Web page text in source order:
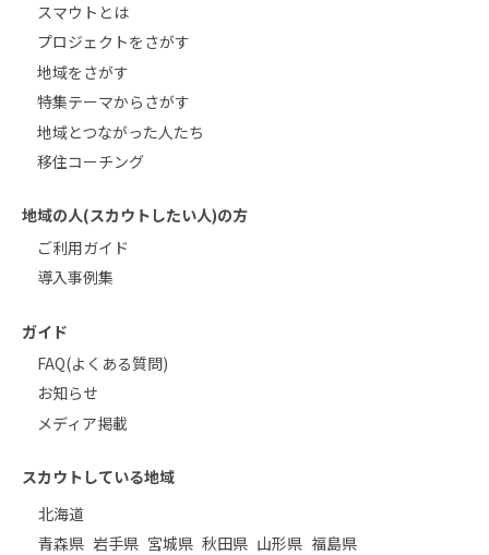
スマウトとは
プロジェクトをさがす
地域をさがす
特集テーマからさがす
地域とつながった人たち
移住コーチング
地域の人(スカウトしたい人)の方
ご利用ガイド
導入事例集
ガイド
FAQ(よくある質問)
お知らせ
メディア掲載
スカウトしている地域
北海道
青森県 岩手県 宮城県 秋田県 山形県 福島県